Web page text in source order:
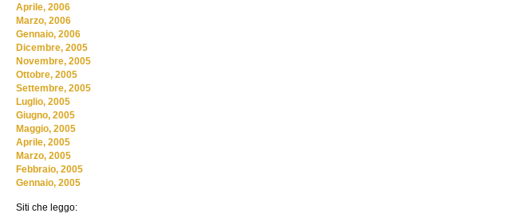
Aprile, 2006
Marzo, 2006
Gennaio, 2006
Dicembre, 2005
Novembre, 2005
Ottobre, 2005
Settembre, 2005
Luglio, 2005
Giugno, 2005
Maggio, 2005
Aprile, 2005
Marzo, 2005
Febbraio, 2005
Gennaio, 2005
Siti che leggo: